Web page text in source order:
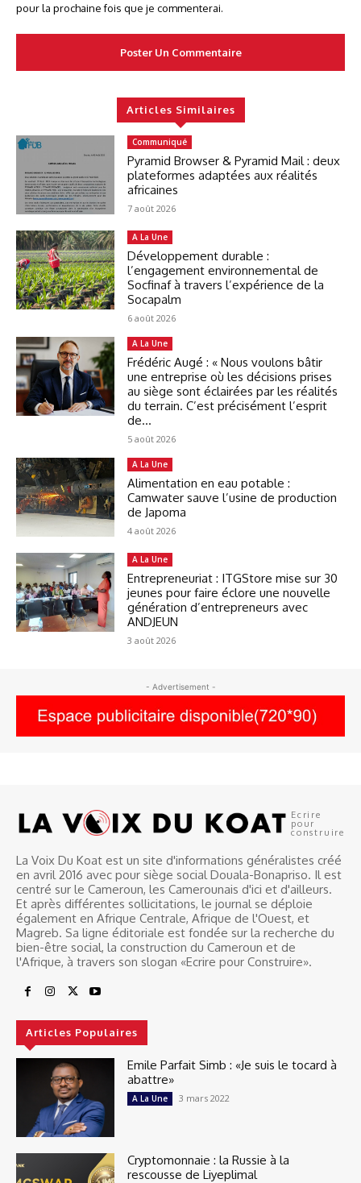
pour la prochaine fois que je commenterai.
Articles Similaires
Communiqué
Pyramid Browser & Pyramid Mail : deux
plateformes adaptées aux réalités
africaines
7 août 2026
A La Une
Développement durable :
l’engagement environnemental de
Socfinaf à travers l’expérience de la
Socapalm
6 août 2026
A La Une
Frédéric Augé : « Nous voulons bâtir
une entreprise où les décisions prises
au siège sont éclairées par les réalités
du terrain. C’est précisément l’esprit
de...
5 août 2026
A La Une
Alimentation en eau potable :
Camwater sauve l’usine de production
de Japoma
4 août 2026
A La Une
Entrepreneuriat : ITGStore mise sur 30
jeunes pour faire éclore une nouvelle
génération d’entrepreneurs avec
ANDJEUN
3 août 2026
- Advertisement -
Ecrire
pour
construire
La Voix Du Koat est un site d'informations généralistes créé
en avril 2016 avec pour siège social Douala-Bonapriso. Il est
centré sur le Cameroun, les Camerounais d'ici et d'ailleurs.
Et après différentes sollicitations, le journal se déploie
également en Afrique Centrale, Afrique de l'Ouest, et
Magreb. Sa ligne éditoriale est fondée sur la recherche du
bien-être social, la construction du Cameroun et de
l'Afrique, à travers son slogan «Ecrire pour Construire».
Articles Populaires
Emile Parfait Simb : «Je suis le tocard à
abattre»
A La Une 3 mars 2022
Cryptomonnaie : la Russie à la
rescousse de Liyeplimal